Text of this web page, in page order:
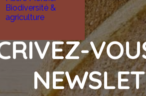
Biodiversité &
agriculture